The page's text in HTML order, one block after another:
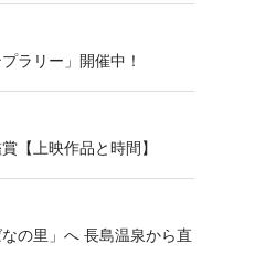
ラリー」開催中！
【上映作品と時間】
なの里」へ 長島温泉から直